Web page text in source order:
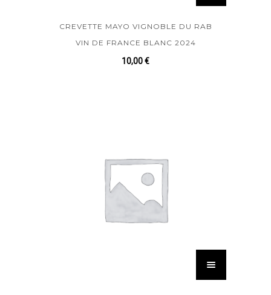
CREVETTE MAYO VIGNOBLE DU RAB
VIN DE FRANCE BLANC 2024
10,00€